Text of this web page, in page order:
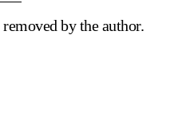
by the author.